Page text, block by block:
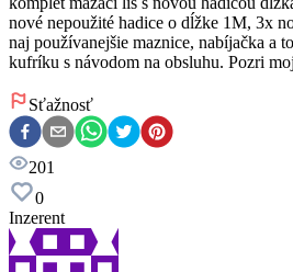
nové nepoužité hadice o dĺžke 1M, 3x
naj používanejšie maznice, nabíjačka a
kufríku s návodom na obsluhu. Pozri
Sťažnosť
201
0
Inzerent